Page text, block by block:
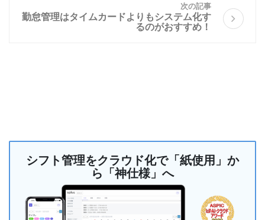
次の記事
勤怠管理はタイムカードよりもシステム化す
るのがおすすめ！
シフト管理をクラウド化で「紙使用」か
ら「神仕様」へ